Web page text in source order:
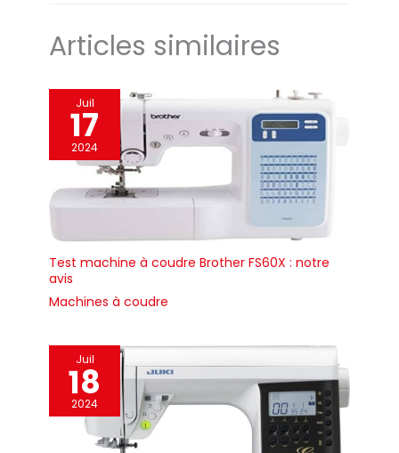
Articles similaires
Juil
17
2024
Test machine à coudre Brother FS60X : notre
avis
Machines à coudre
Juil
18
2024